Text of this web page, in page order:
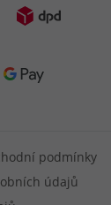
podmínky
údajů